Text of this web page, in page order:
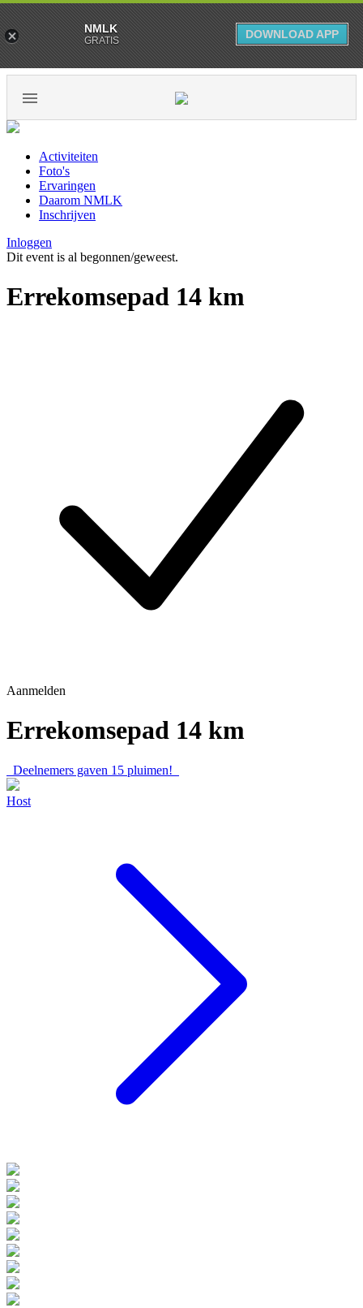
Activiteiten
Foto's
Ervaringen
Daarom NMLK
Inschrijven
Inloggen
Dit event is al begonnen/geweest.
Errekomsepad 14 km
Aanmelden
Errekomsepad 14 km
Deelnemers gaven 15 pluimen!
Host
NMLK
GRATIS DOWNLOAD APP